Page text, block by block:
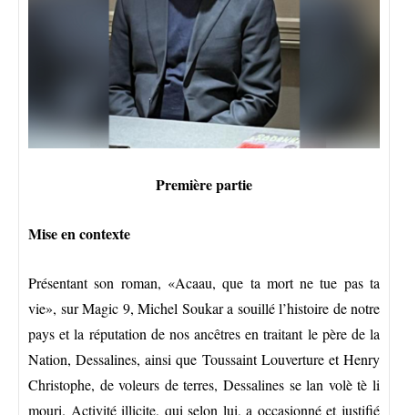
Première partie
Mise en contexte
Présentant son roman, «Acaau, que ta mort ne tue pas ta
vie», sur Magic 9, Michel Soukar a souillé l’histoire de notre
pays et la réputation de nos ancêtres en traitant le père de la
Nation, Dessalines, ainsi que Toussaint Louverture et Henry
Christophe, de voleurs de terres, Dessalines se lan volè tè li
mouri. Activité illicite, qui selon lui, a occasionné et justifié